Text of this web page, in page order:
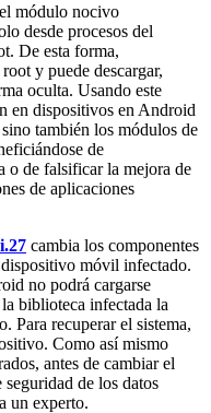
módulo nocivo
desde procesos del
De esta forma,
y puede descargar,
oculta. Usando este
en dispositivos en Android
también los módulos de
de
o de falsificar la mejora de
de aplicaciones
cambia los componentes
móvil infectado.
no podrá cargarse
biblioteca infectada la
Para recuperar el sistema,
Como así mismo
antes de cambiar el
de los datos
un experto.